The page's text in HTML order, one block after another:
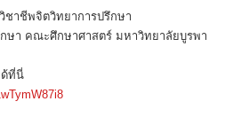
าชีพจิตวิทยาการปรึกษา
ษา คณะศึกษาศาสตร์ มหาวิทยาลัยบูรพา
ด้ที่นี่